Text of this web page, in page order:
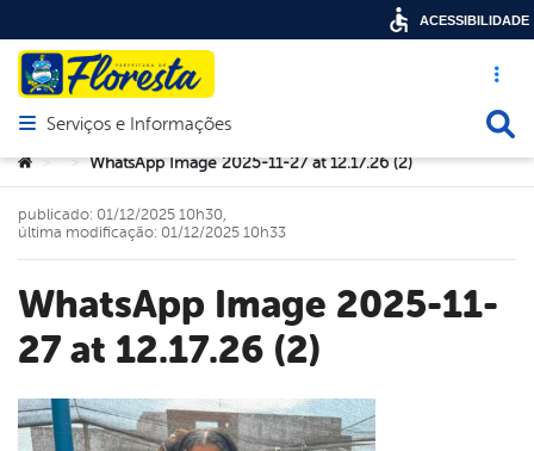
Acesso
Abrir menu principal de navegação
Serviços e Informações
Você está aqui:
> > WhatsApp Image 2025-11-27 at 12.17.26 (2)
WhatsApp Image 2025-11-
27 at 12.17.26 (2)
publicado: 01/12/2025 10h30,
última modificação: 01/12/2025 10h33
ACESSIBILIDADE